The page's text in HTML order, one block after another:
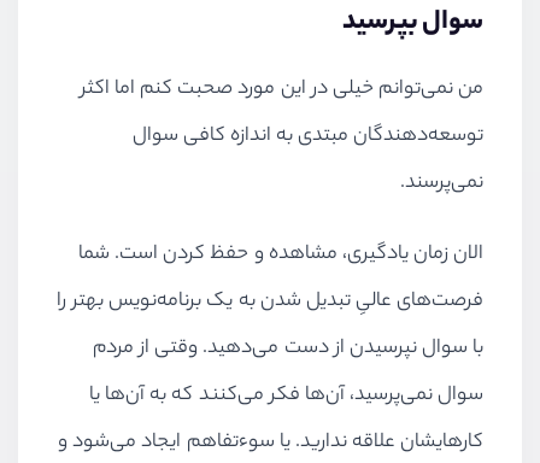
سوال بپرسید
من نمی‌توانم خیلی در این مورد صحبت کنم اما اکثر
توسعه‌دهندگان مبتدی به اندازه کافی سوال
نمی‌پرسند.
الان زمان یادگیری، مشاهده و حفظ کردن است. شما
فرصت‌های عالیِ تبدیل شدن به یک برنامه‌نویس بهتر را
با سوال نپرسیدن از دست می‌دهید. وقتی از مردم
سوال نمی‌پرسید، آن‌ها فکر می‌کنند که به آن‌ها یا
کارهایشان علاقه ندارید. یا سوءتفاهم ایجاد می‌شود و